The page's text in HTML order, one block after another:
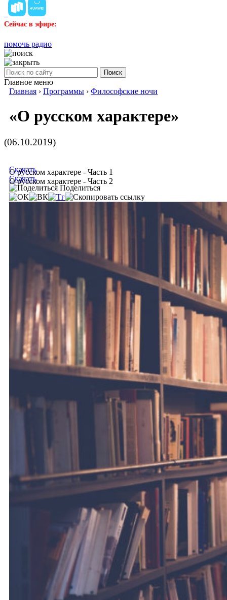
Сейчас в эфире:
помочь радио
Поиск
Главное меню
Главная › Программы › Философские ночи
«О русском характере»
(06.10.2019)
О русском характере - Часть 1
Скачать
О русском характере - Часть 2
Скачать
Поделиться